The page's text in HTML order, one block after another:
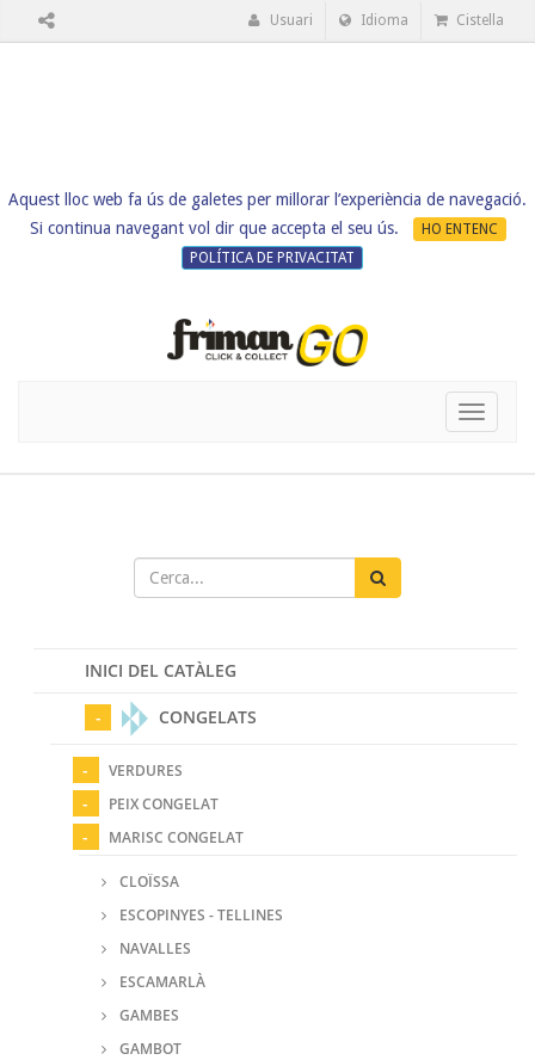
Aquest lloc web fa ús de galetes per millorar l’experiència de navegació.
Si continua navegant vol dir que accepta el seu ús.
HO ENTENC
POLÍTICA DE PRIVACITAT
Usuari Idioma Cistella
Toggle
INICI DEL CATÀLEG
CONGELATS
VERDURES
PEIX CONGELAT
MARISC CONGELAT
CLOÏSSA
ESCOPINYES - TELLINES
NAVALLES
ESCAMARLÀ
GAMBES
GAMBOT